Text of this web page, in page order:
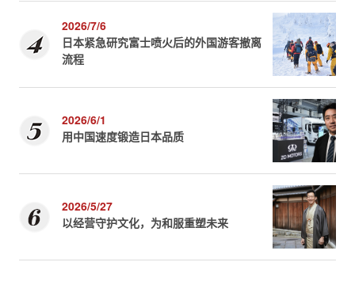
2026/7/6
日本紧急研究富士喷火后的外国游客撤离
流程
2026/6/1
用中国速度锻造日本品质
2026/5/27
以经营守护文化，为和服重塑未来